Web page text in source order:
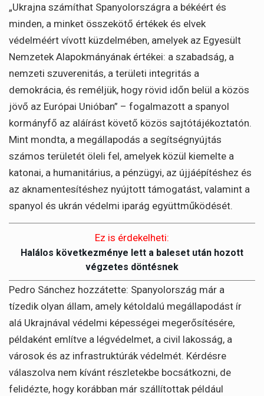
„Ukrajna számíthat Spanyolországra a békéért és
minden, a minket összekötő értékek és elvek
védelméért vívott küzdelmében, amelyek az Egyesült
Nemzetek Alapokmányának értékei: a szabadság, a
nemzeti szuverenitás, a területi integritás a
demokrácia, és reméljük, hogy rövid időn belül a közös
jövő az Európai Unióban” – fogalmazott a spanyol
kormányfő az aláírást követő közös sajtótájékoztatón.
Mint mondta, a megállapodás a segítségnyújtás
számos területét öleli fel, amelyek közül kiemelte a
katonai, a humanitárius, a pénzügyi, az újjáépítéshez és
az aknamentesítéshez nyújtott támogatást, valamint a
spanyol és ukrán védelmi iparág együttműködését.
Ez is érdekelheti:
Halálos következménye lett a baleset után hozott
végzetes döntésnek
Pedro Sánchez hozzátette: Spanyolország már a
tízedik olyan állam, amely kétoldalú megállapodást ír
alá Ukrajnával védelmi képességei megerősítésére,
példaként említve a légvédelmet, a civil lakosság, a
városok és az infrastruktúrák védelmét. Kérdésre
válaszolva nem kívánt részletekbe bocsátkozni, de
felidézte, hogy korábban már szállítottak például